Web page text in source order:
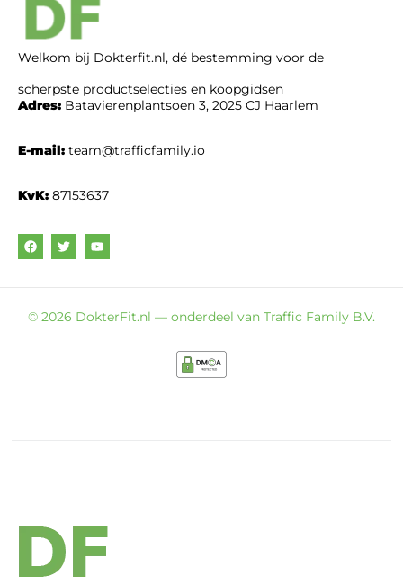
Welkom bij Dokterfit.nl, dé bestemming voor de
scherpste productselecties en koopgidsen
Adres: Batavierenplantsoen 3, 2025 CJ Haarlem
E-mail: team@trafficfamily.io
KvK: 87153637
© 2026 DokterFit.nl — onderdeel van Traffic Family B.V.